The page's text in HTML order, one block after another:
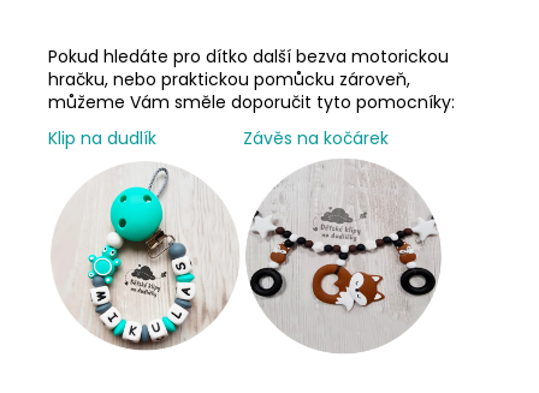
Pokud hledáte pro dítko další bezva motorickou
hračku, nebo praktickou pomůcku zároveň,
můžeme Vám směle doporučit tyto pomocníky:
Klip na dudlík
Závěs na kočárek